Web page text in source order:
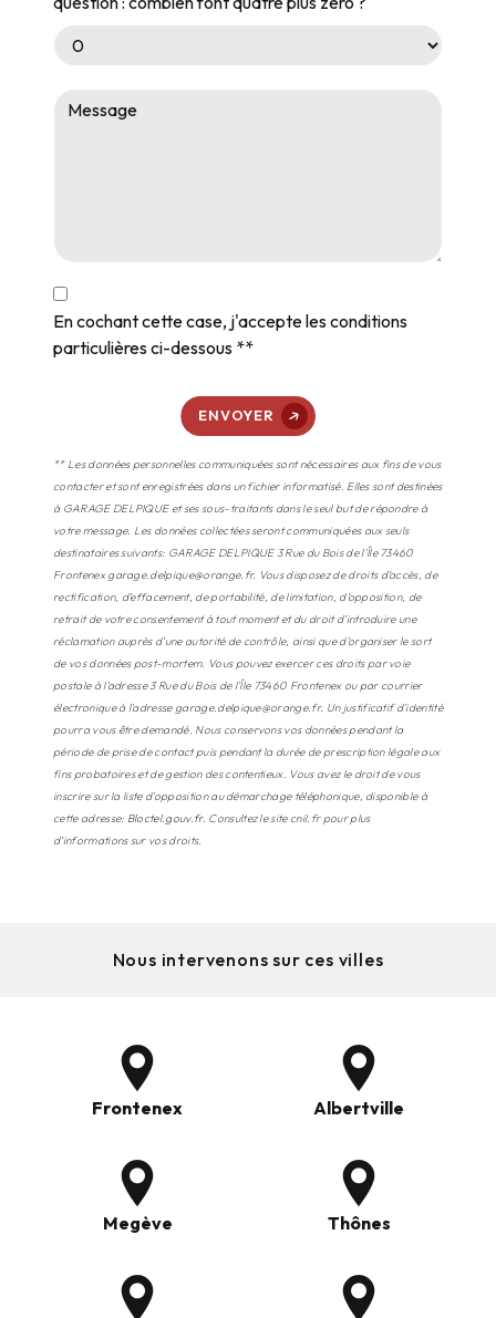
En cochant cette case, j'accepte les conditions
particulières ci-dessous **
ENVOYER
** Les données personnelles communiquées sont nécessaires aux fins de vous
contacter et sont enregistrées dans un fichier informatisé. Elles sont destinées
à GARAGE DELPIQUE et ses sous-traitants dans le seul but de répondre à
votre message. Les données collectées seront communiquées aux seuls
destinataires suivants: GARAGE DELPIQUE 3 Rue du Bois de l'Île 73460
Frontenex garage.delpique@orange.fr. Vous disposez de droits d’accès, de
rectification, d’effacement, de portabilité, de limitation, d’opposition, de
retrait de votre consentement à tout moment et du droit d’introduire une
réclamation auprès d’une autorité de contrôle, ainsi que d’organiser le sort
de vos données post-mortem. Vous pouvez exercer ces droits par voie
postale à l'adresse 3 Rue du Bois de l'Île 73460 Frontenex ou par courrier
électronique à l'adresse garage.delpique@orange.fr. Un justificatif d'identité
pourra vous être demandé. Nous conservons vos données pendant la
période de prise de contact puis pendant la durée de prescription légale aux
fins probatoires et de gestion des contentieux. Vous avez le droit de vous
inscrire sur la liste d'opposition au démarchage téléphonique, disponible à
cette adresse: Bloctel.gouv.fr. Consultez le site cnil.fr pour plus
d’informations sur vos droits.
Nous intervenons sur ces villes
Frontenex Albertville
Megève Thônes